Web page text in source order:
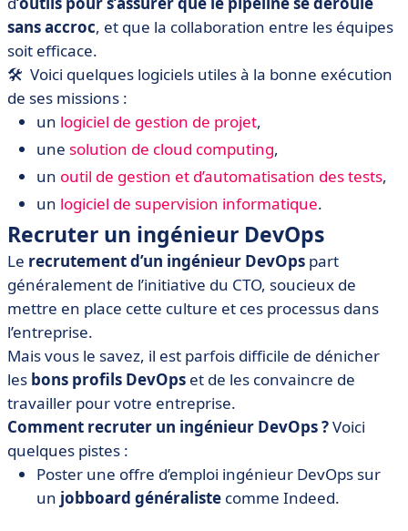
sans accroc, et que la collaboration entre les équipes
soit efficace.
🛠 Voici quelques logiciels utiles à la bonne exécution
de ses missions :
un logiciel de gestion de projet,
une solution de cloud computing,
un outil de gestion et d’automatisation des tests,
un logiciel de supervision informatique.
Recruter un ingénieur DevOps
Le recrutement d’un ingénieur DevOps part
généralement de l’initiative du CTO, soucieux de
mettre en place cette culture et ces processus dans
l’entreprise.
Mais vous le savez, il est parfois difficile de dénicher
les bons profils DevOps et de les convaincre de
travailler pour votre entreprise.
Comment recruter un ingénieur DevOps ?Voici
quelques pistes :
Poster une offre d’emploi ingénieur DevOps sur
un jobboard généraliste comme Indeed.